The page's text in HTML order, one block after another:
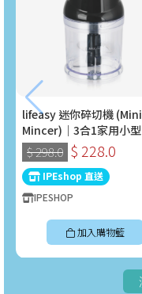
lifeasy 迷你碎切機 (Mini
Mincer)｜3合1家用小
處理器 (400W)
$ 298.0 $ 228.0
IPEshop 直送
IPESHOP
加入購物籃